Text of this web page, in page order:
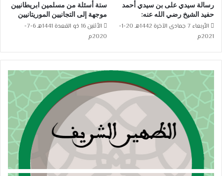
رسالة سيدي على بن سيدي أحمد
حفيد الشيخ رضي الله عنه:
الأربعاء 7 جمادى الآخرة 1442هـ 20-1-
2021م
ستة أسئلة من مسلمين ابريطانيين
موجهة إلى التجانيين الموريتانيين
الأثنين 16 ذو القعدة 1441هـ 6-7-
2020م